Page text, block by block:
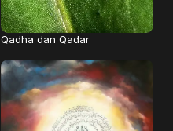
Qadha dan Qadar